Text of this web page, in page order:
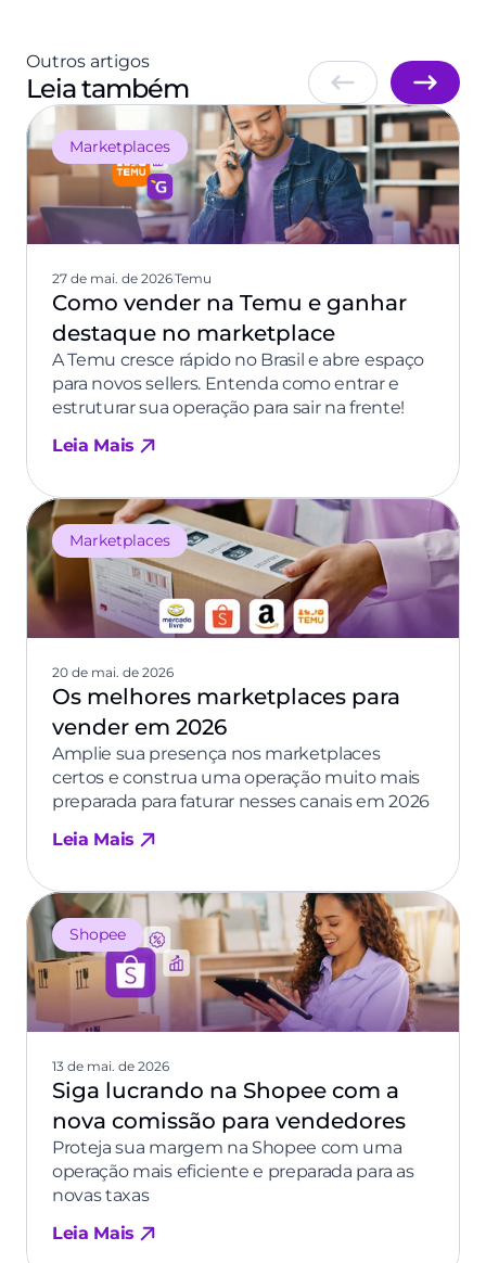
Outros artigos
Leia também
Marketplaces
27 de mai. de 2026Temu
Como vender na Temu e ganhar
destaque no marketplace
A Temu cresce rápido no Brasil e abre espaço
para novos sellers. Entenda como entrar e
estruturar sua operação para sair na frente!
Leia Mais
Marketplaces
20 de mai. de 2026
Os melhores marketplaces para
vender em 2026
Amplie sua presença nos marketplaces
certos e construa uma operação muito mais
preparada para faturar nesses canais em 2026
Leia Mais
Shopee
13 de mai. de 2026
Siga lucrando na Shopee com a
nova comissão para vendedores
Proteja sua margem na Shopee com uma
operação mais eficiente e preparada para as
novas taxas
Leia Mais